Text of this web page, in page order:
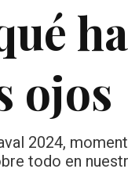
ojos
2024,
todo en